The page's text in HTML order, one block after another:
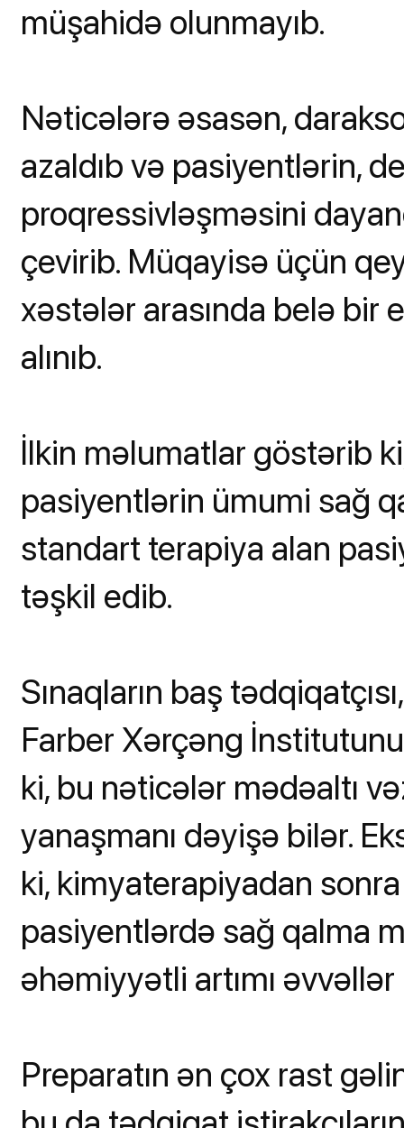
müşahidə olunmayıb.
Nəticələrə əsasən,
azaldıb və pasiyentlərin,
proqressivləşməsini
çevirib. Müqayisə üçün
xəstələr arasında belə bir
alınıb.
İlkin məlumatlar göstərib
pasiyentlərin ümumi sağ
standart terapiya alan
təşkil edib.
Sınaqların baş
Farber Xərçəng
ki, bu nəticələr mədəaltı
yanaşmanı dəyişə bilər.
ki, kimyaterapiyadan
pasiyentlərdə sağ qalma
əhəmiyyətli artımı
Preparatın ən çox rast